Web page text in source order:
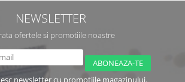
NEWSLETTER
ofertele si promotiile noastre
newsletter cu promotiile magazinului.